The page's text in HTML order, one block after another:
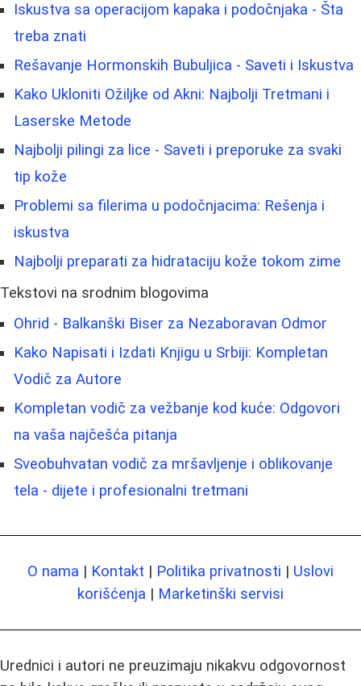
Iskustva sa operacijom kapaka i podočnjaka - Šta
treba znati
Rešavanje Hormonskih Bubuljica - Saveti i Iskustva
Kako Ukloniti Ožiljke od Akni: Najbolji Tretmani i
Laserske Metode
Najbolji pilingi za lice - Saveti i preporuke za svaki
tip kože
Problemi sa filerima u podočnjacima: Rešenja i
iskustva
Najbolji preparati za hidrataciju kože tokom zime
Tekstovi na srodnim blogovima
Ohrid - Balkanški Biser za Nezaboravan Odmor
Kako Napisati i Izdati Knjigu u Srbiji: Kompletan
Vodič za Autore
Kompletan vodič za vežbanje kod kuće: Odgovori
na vaša najčešća pitanja
Sveobuhvatan vodič za mršavljenje i oblikovanje
tela - dijete i profesionalni tretmani
O nama | Kontakt | Politika privatnosti | Uslovi
korišćenja | Marketinški servisi
Urednici i autori ne preuzimaju nikakvu odgovornost